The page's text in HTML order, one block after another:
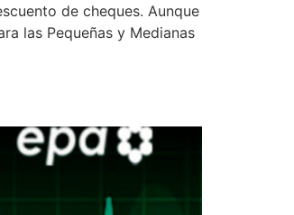
de cheques. Aunque
las Pequeñas y Medianas